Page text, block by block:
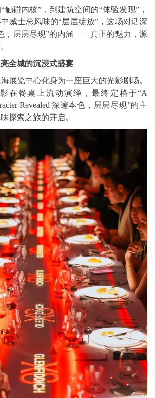
触碰内核”，到建筑空间的“体验发现”，
威士忌风味的“层层绽放”，这场对话深
，层层尽现”的内涵——真正的魅力，源
全城的沉浸式盛宴
展览中心化身为一座巨大的光影剧场。
在餐桌上流动演绎，最终定格于“A
Revealed 深邃本色，层层尽现”的主
探索之旅的开启。